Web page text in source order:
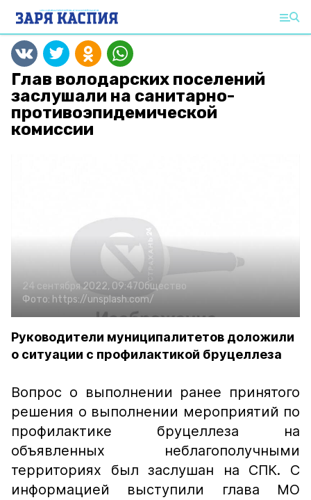
Глав володарских поселений
заслушали на санитарно-
противоэпидемической
комиссии
24 сентября 2022, 09:47Общество
Фото: https://unsplash.com/
Руководители муниципалитетов доложили
о ситуации с профилактикой бруцеллеза
Вопрос о выполнении ранее принятого
решения о выполнении мероприятий по
профилактике бруцеллеза на
объявленных неблагополучными
территориях был заслушан на СПК. С
информацией выступили глава МО